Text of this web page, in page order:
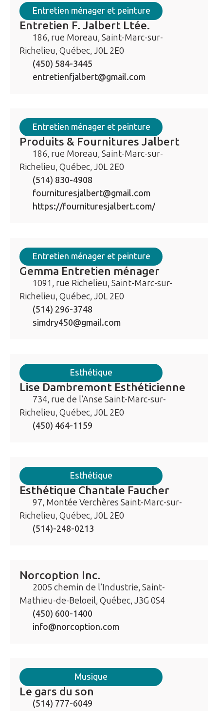
Entretien ménager et peinture
Entretien F. Jalbert Ltée.
186, rue Moreau, Saint-Marc-sur-
Richelieu, Québec, J0L 2E0
(450) 584-3445
entretienfjalbert@gmail.com
Entretien ménager et peinture
Produits & Fournitures Jalbert
186, rue Moreau, Saint-Marc-sur-
Richelieu, Québec, J0L 2E0
(514) 830-4908
fournituresjalbert@gmail.com
https://fournituresjalbert.com/
Entretien ménager et peinture
Gemma Entretien ménager
1091, rue Richelieu, Saint-Marc-sur-
Richelieu, Québec, J0L 2E0
(514) 296-3748
simdry450@gmail.com
Esthétique
Lise Dambremont Esthéticienne
734, rue de l’Anse Saint-Marc-sur-
Richelieu, Québec, J0L 2E0
(450) 464-1159
Esthétique
Esthétique Chantale Faucher
97, Montée Verchères Saint-Marc-sur-
Richelieu, Québec, J0L 2E0
(514)-248-0213
Norcoption Inc.
2005 chemin de l’Industrie, Saint-
Mathieu-de-Beloeil, Québec, J3G 0S4
(450) 600-1400
info@norcoption.com
Musique
Le gars du son
(514) 777-6049